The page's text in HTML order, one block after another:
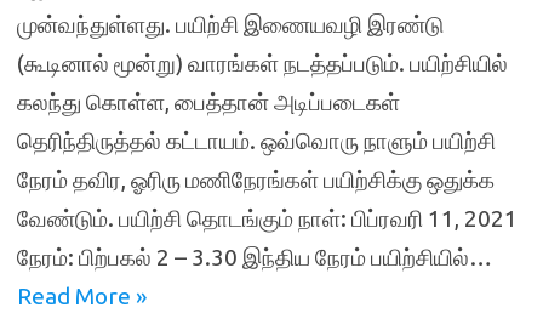
முன்வந்துள்ளது. பயிற்சி இணையவழி இரண்டு
(கூடினால் மூன்று) வாரங்கள் நடத்தப்படும். பயிற்சியில்
கலந்து கொள்ள, பைத்தான் அடிப்படைகள்
தெரிந்திருத்தல் கட்டாயம். ஒவ்வொரு நாளும் பயிற்சி
நேரம் தவிர, ஓரிரு மணிநேரங்கள் பயிற்சிக்கு ஒதுக்க
வேண்டும். பயிற்சி தொடங்கும் நாள்: பிப்ரவரி 11, 2021
நேரம்: பிற்பகல் 2 – 3.30 இந்திய நேரம் பயிற்சியில்…
Read More »